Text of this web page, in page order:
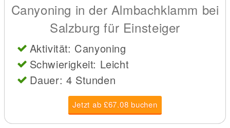
Canyoning in der Almbachklamm bei
Salzburg für Einsteiger
Aktivität: Canyoning
Schwierigkeit: Leicht
Dauer: 4 Stunden
Jetzt ab £67.08 buchen